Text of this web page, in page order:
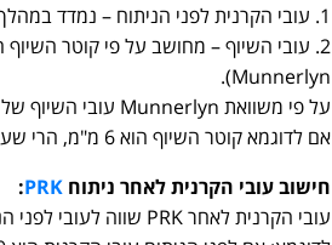
1. עובי הקרנית לפני הניתוח – נמדד במהלך בדיקת ההתאמה
2. עובי השיוף – מחושב על פי קוטר
Munnerlyn).
על פי משוואת Munnerlyn עובי השיוף של דיופטר אחד שווה לקוטר השיוף בריבוע, מחולק ב-3.
אם לדוגמא קוטר השיוף הוא 6 מ"מ, הרי שעובי השיוף לדיופטר אחד יהיה 12 מיקרון.
חישוב עובי הקרנית לאחר ניתוח PRK
:
עובי הקרנית לאחר PRK שווה לעובי לפני הניתוח פחות עובי השיוף.